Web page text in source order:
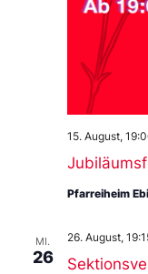
15. August,
Pfarreiheim
MI.
26
26. August,